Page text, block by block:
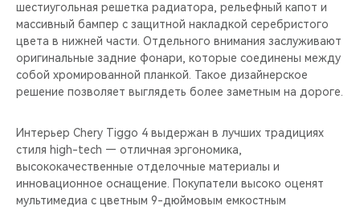
CHERY И СПОРТ
НАШИ МЕРОПРИЯТИЯ
ВИДЕООБЗОРЫ
CHERY ДЛЯ ДЕТЕЙ
шестиугольная решетка радиатора, рельефный капот и
массивный бампер с защитной накладкой серебристого
цвета в нижней части. Отдельного внимания заслуживают
оригинальные задние фонари, которые соединены между
собой хромированной планкой. Такое дизайнерское
решение позволяет выглядеть более заметным на дороге.
Интерьер Chery Tiggo 4 выдержан в лучших традициях
стиля high-tech — отличная эргономика,
высококачественные отделочные материалы и
инновационное оснащение. Покупатели высоко оценят
мультимедиа с цветным 9-дюймовым емкостным